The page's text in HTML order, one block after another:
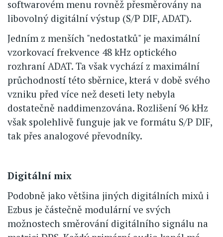
softwarovém menu rovněž přesměrovány na
libovolný digitální výstup (S/P DIF, ADAT).
Jedním z menších "nedostatků" je maximální
vzorkovací frekvence 48 kHz optického
rozhraní ADAT. Ta však vychází z maximální
průchodností této sběrnice, která v době svého
vzniku před více než deseti lety nebyla
dostatečně naddimenzována. Rozlišení 96 kHz
však spolehlivě funguje jak ve formátu S/P DIF,
tak přes analogové převodníky.
Digitální mix
Podobně jako většina jiných digitálních mixů i
Ezbus je částečně modulární ve svých
možnostech směrování digitálního signálu na